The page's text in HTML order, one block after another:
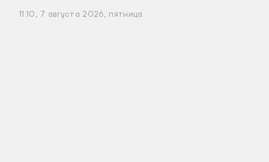
11:10, 7 августа 2026, пятница